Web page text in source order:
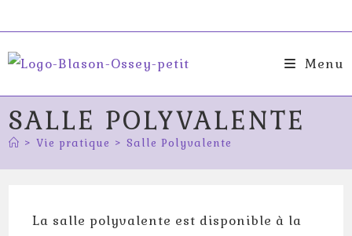
to
content
Menu
SALLE POLYVALENTE
> Vie pratique > Salle Polyvalente
La salle polyvalente est disponible à la